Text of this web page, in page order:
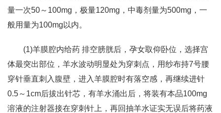
量一次50～100mg，极量120mg，中毒剂量为500mg，一
般用量为100mg以内。
(1)羊膜腔内给药 排空膀胱后，孕女取仰卧位，选择宫
体最突出部位，羊水波动明显处为穿刺点，用纱布持7号腰
穿针垂直刺入腹壁，进入羊膜腔时有落空感，再继续进针
0.5～1cm后拔出针芯，有羊水涌出后，将装有本品100mg
溶液的注射器接在穿刺针上，再回抽羊水证实无误后将药液